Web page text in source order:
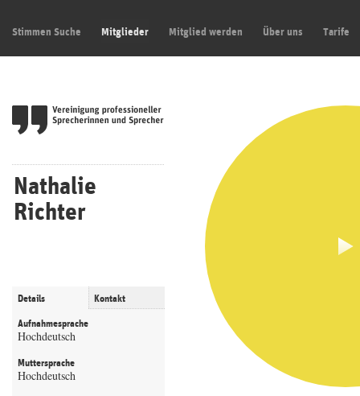
Stimmen Suche Mitglieder Mitglied werden Über uns Tarife
Nathalie
Richter
Details Kontakt
Aufnahmesprache
Hochdeutsch
Muttersprache
Hochdeutsch